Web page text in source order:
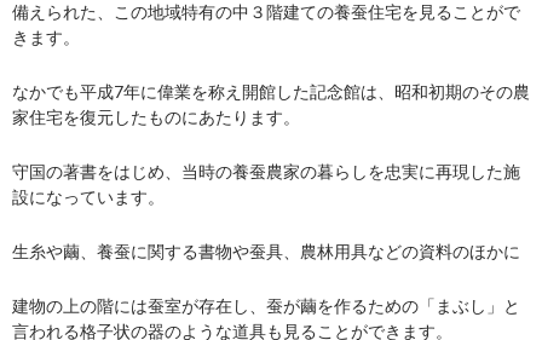
備えられた、
この地域特有の中３階建ての養蚕住宅を見ることがで
きます。
なかでも平成7年に偉業を称え開館した記念館は、 昭和初期のその農
家住宅を復元したものにあたります。
守国の著書をはじめ、当時の養蚕農家の暮らしを忠実に再現した施
設になっています。
生糸や繭、養蚕に関する書物や蚕具、農林用具などの資料のほかに
建物の上の階には蚕室が存在し、蚕が繭を作るための「まぶし」と
言われる格子状の器のような道具も見ることができます。